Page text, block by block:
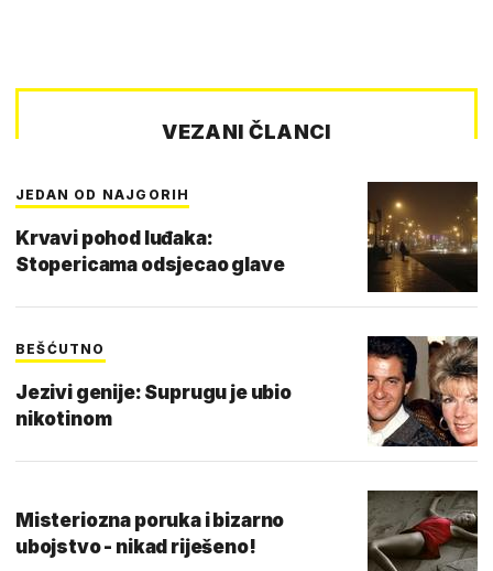
VEZANI ČLANCI
JEDAN OD NAJGORIH
Krvavi pohod luđaka:
Stopericama odsjecao glave
BEŠĆUTNO
Jezivi genije: Suprugu je ubio
nikotinom
Misteriozna poruka i bizarno
ubojstvo - nikad riješeno!